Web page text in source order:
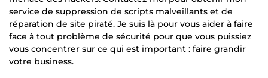
service de suppression de scripts malveillants et de
réparation de site piraté. Je suis là pour vous aider à faire
face à tout problème de sécurité pour que vous puissiez
vous concentrer sur ce qui est important : faire grandir
votre business.